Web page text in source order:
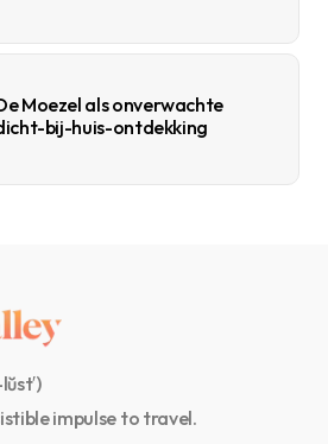
Moezel als onverwachte
bij-huis-ontdekking
impulse to travel.